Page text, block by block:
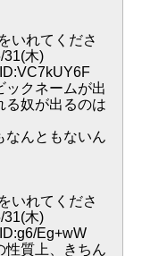
いれてくださ
31(木)
ックネームが出
る奴が出るのは
なんともないん
いれてくださ
31(木)
Eg+wW
性質上、きちん